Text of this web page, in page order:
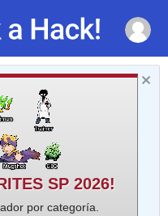
SP 2026!
por categoría.